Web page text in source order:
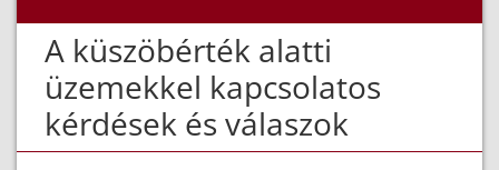
A küszöbérték alatti
üzemekkel kapcsolatos
kérdések és válaszok